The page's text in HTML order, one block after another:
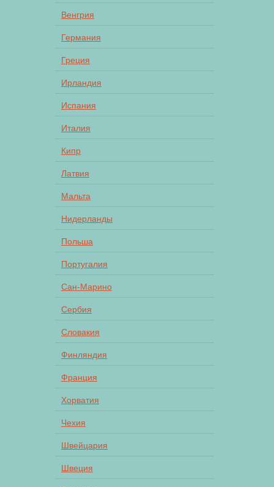
Венгрия
Германия
Греция
Ирландия
Испания
Италия
Кипр
Латвия
Мальта
Нидерланды
Польша
Португалия
Сан-Марино
Сербия
Словакия
Финляндия
Франция
Хорватия
Чехия
Швейцария
Швеция